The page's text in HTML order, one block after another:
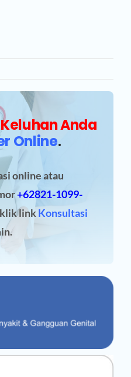
Keluhan Anda
Online.
online atau
+62821-1099-
linkKonsultasi